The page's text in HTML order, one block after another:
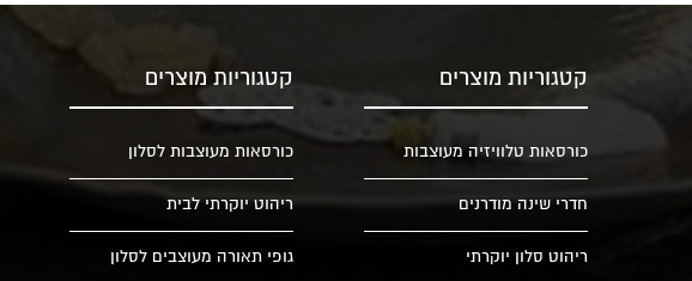
קטגוריות מוצרים
כורסאות טלוויזיה מעוצבות
חדרי שינה מודרנים
ריהוט סלון יוקרתי
קטגוריות מוצרים
כורסאות מעוצבות לסלון
ריהוט יוקרתי לבית
גופי תאורה מעוצבים לסלון